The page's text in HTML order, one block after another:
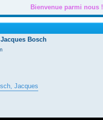
Bienvenue parmi nous !
Bosch
Jacques